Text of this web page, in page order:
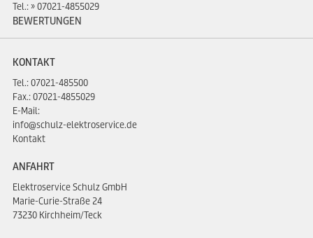
Tel.: 07021-4855029
BEWERTUNGEN
KONTAKT
Tel.:07021-485500
Fax.: 07021-4855029
E-Mail:
info@schulz-elektroservice.de
Kontakt
ANFAHRT
Elektroservice Schulz GmbH
Marie-Curie-Straße 24
73230 Kirchheim/Teck